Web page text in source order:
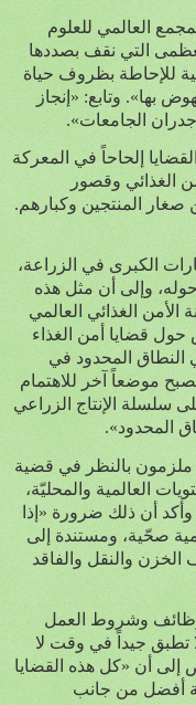
العالمي للعلوم
التي نقف بصددها
للإحاطة بظروف حياة
بها». وتابع: «إنجاز
الجامعات».
إلحاحاً في المعركة
الغذائي وقصور
صغار المنتجين وكبارهم.
الكبرى في الزراعة،
حوله، وإلى أن مثل هذه
الغذائي العالمي
حول قضايا أمن الغذاء
المحدود في
موضعاً آخر للاهتمام
سلسلة الإنتاج الزراعي
المحدود».
ملزمون بالنظر في قضية
العالمية والمحليّة،
وأكد أن ذلك ضرورة «إذا
صحّية، ومستندة إلى
الخزن والنقل والفاقد
وشروط العمل
لا تطبق جيداً في وقت لا
أن «كل هذه القضايا
أفضل من جانب